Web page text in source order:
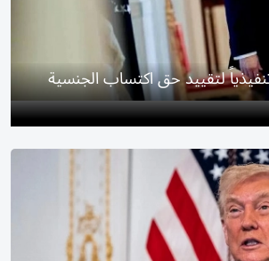
لتقييد حق اكتساب الجنسية